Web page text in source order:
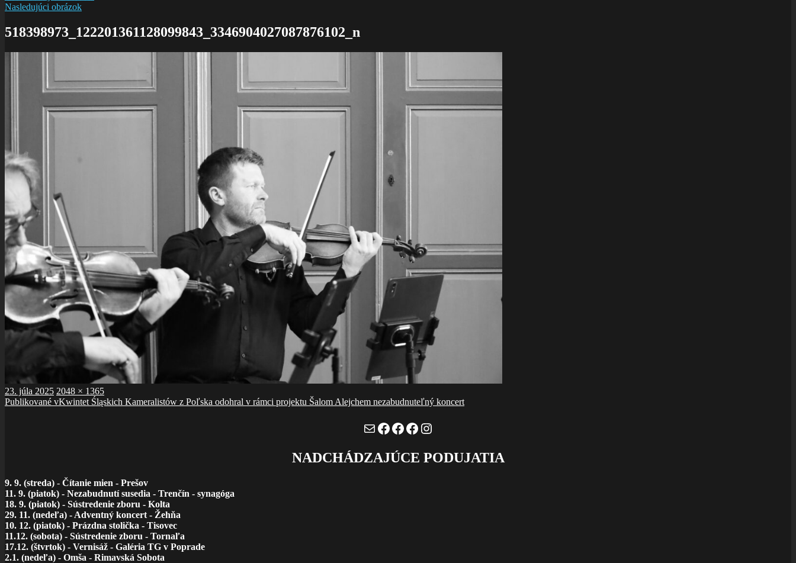
Nasledujúci obrázok
518398973_122201361128099843_3346904027087876102_n
Publikované
23. júla 2025 Plná
veľkosť
2048 × 1365
Navigácia
Publikované vKwintet Śląskich Kameralistów z Poľska odohral v rámci projektu Šalom Alejchem nezabudnuteľný koncert
MailFacebook
Facebook
Facebook
Instagram
NADCHÁDZAJÚCE PODUJATIA
9. 9. (streda) - Čítanie mien - Prešov
11. 9. (piatok) - Nezabudnutí susedia - Trenčín - synagóga
18. 9. (piatok) - Sústredenie zboru - Kolta
29. 11. (nedeľa) - Adventný koncert - Žehňa
10. 12. (piatok) - Prázdna stolička - Tisovec
11.12. (sobota) - Sústredenie zboru - Tornaľa
17.12. (štvrtok) - Vernisáž - Galéria TG v Poprade
2.1. (nedeľa) - Omša - Rimavská Sobota